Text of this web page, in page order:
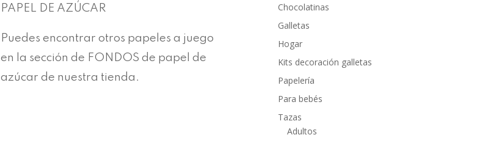
PAPEL DE AZÚCAR
Puedes encontrar otros papeles a juego
en la sección de FONDOS de papel de
azúcar de nuestra tienda.
Chocolatinas
Galletas
Hogar
Kits decoración galletas
Papelería
Para bebés
Tazas
Adultos